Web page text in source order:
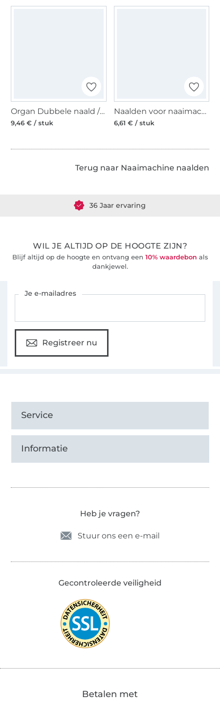
Organ Dubbele naald / Tweelingnaald 130/705, Stretch 75/2,5 mm
9,46 € / stuk
Naalden voor naaimachines 130/705, Stretch 75
6,61 € / stuk
Terug naar Naaimachine naalden
36 Jaar ervaring
WIL JE ALTIJD OP DE HOOGTE ZIJN?
Blijf altijd op de hoogte en ontvang een 10% waardebon als
dankjewel.
Je e-mailadres
Registreer nu
Service
Informatie
Heb je vragen?
Stuur ons een e-mail
Gecontroleerde veiligheid
Betalen met